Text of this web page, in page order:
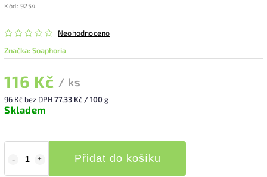
Kód: 9254
Neohodnoceno
Značka:Soaphoria
116 Kč / ks
96 Kč bez DPH77,33 Kč / 100 g
Skladem
Přidat do košíku